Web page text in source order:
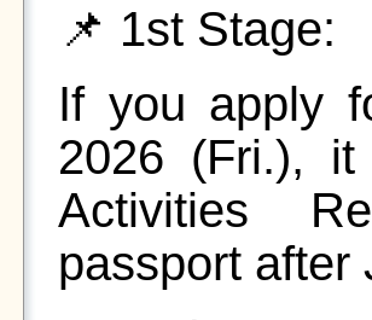
📌 1st Stage:
If you apply
2026 (Fri.),
Activities
passport after